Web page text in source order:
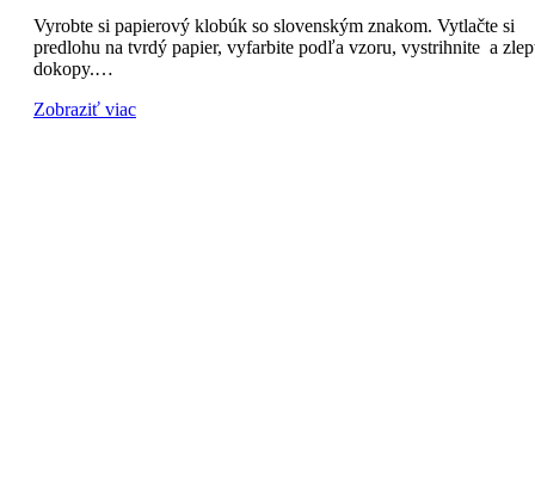
Vyrobte si papierový klobúk so slovenským znakom. Vytlačte si
predlohu na tvrdý papier, vyfarbite podľa vzoru, vystrihnite a
dokopy.…
Zobraziť viac